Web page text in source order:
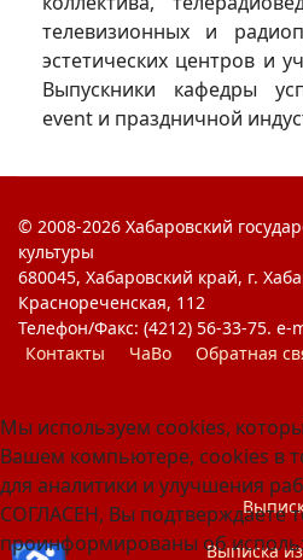
телевизионных и
эстетических центров и
Выпускники кафедры
event и праздничной
© 2008-2026 Хабаровский
культуры
680045, Хабаровский край, г.
Краснореченская, 112
Телефон/Факс: (4212) 56-33-75.
Контакты
ЧаВо Обратная
Выписка
Мы используем cookies,
Вашем компьютере, cookies в
для аналитики и улучшения
СОГЛАСЕН, Вы подтверждаете
проинформированы об